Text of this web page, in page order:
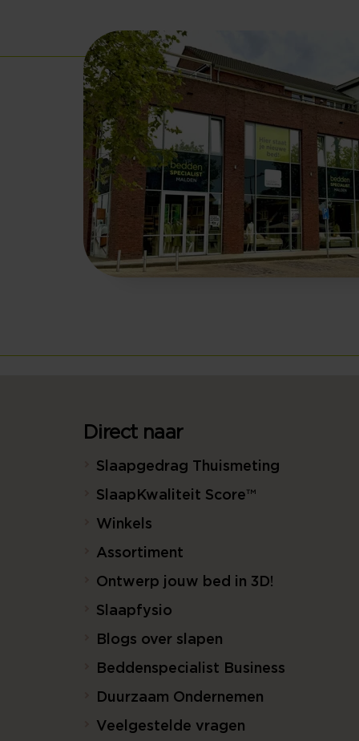
Direct naar
Slaapgedrag Thuismeting
SlaapKwaliteit Score™
Winkels
Assortiment
Ontwerp jouw bed in 3D!
Slaapfysio
Blogs over slapen
Beddenspecialist Business
Duurzaam Ondernemen
Veelgestelde vragen